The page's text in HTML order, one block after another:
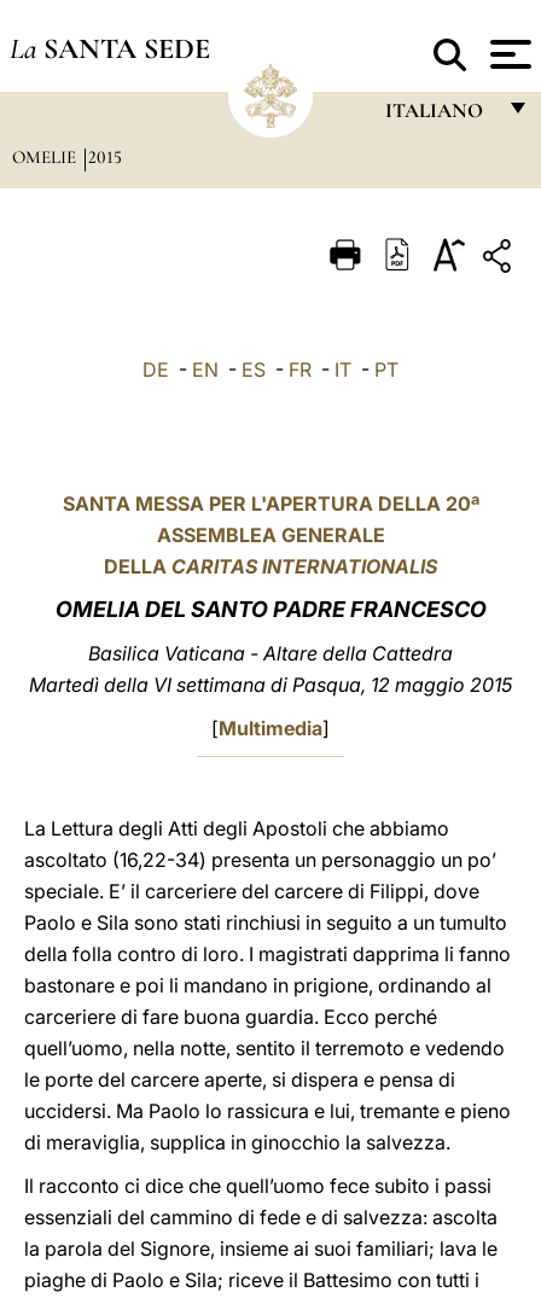
La SANTA SEDE
ITALIANO
ITALIANO
中文
LATINE
OMELIE 2015
DE - EN - ES - FR - IT - PT
SANTA MESSA PER L'APERTURA DELLA 20ª
ASSEMBLEA GENERALE
DELLA CARITAS INTERNATIONALIS
OMELIA DEL SANTO PADRE FRANCESCO
Basilica Vaticana - Altare della Cattedra
Martedì della VI settimana di Pasqua, 12 maggio 2015
[Multimedia]
La Lettura degli Atti degli Apostoli che abbiamo
ascoltato (16,22-34) presenta un personaggio un po’
speciale. E’ il carceriere del carcere di Filippi, dove
Paolo e Sila sono stati rinchiusi in seguito a un tumulto
della folla contro di loro. I magistrati dapprima li fanno
bastonare e poi li mandano in prigione, ordinando al
carceriere di fare buona guardia. Ecco perché
quell’uomo, nella notte, sentito il terremoto e vedendo
le porte del carcere aperte, si dispera e pensa di
uccidersi. Ma Paolo lo rassicura e lui, tremante e pieno
di meraviglia, supplica in ginocchio la salvezza.
Il racconto ci dice che quell’uomo fece subito i passi
essenziali del cammino di fede e di salvezza: ascolta
la parola del Signore, insieme ai suoi familiari; lava le
piaghe di Paolo e Sila; riceve il Battesimo con tutti i